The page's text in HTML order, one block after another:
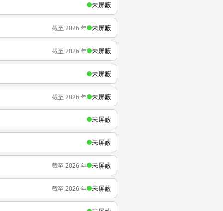
未屏蔽
截至 2026 年 未屏蔽
截至 2026 年 未屏蔽
未屏蔽
截至 2026 年 未屏蔽
未屏蔽
未屏蔽
截至 2026 年 未屏蔽
截至 2026 年 未屏蔽